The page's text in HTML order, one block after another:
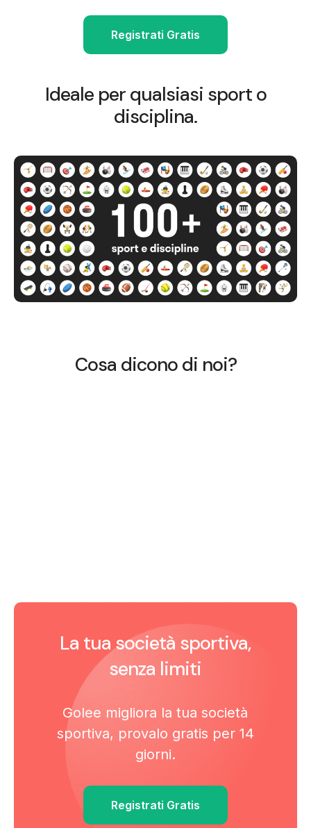
Registrati Gratis
Ideale per qualsiasi sport o
disciplina.
Cosa dicono di noi?
La tua società sportiva,
senza limiti
Golee migliora la tua società
sportiva, provalo gratis per 14
giorni.
Registrati Gratis